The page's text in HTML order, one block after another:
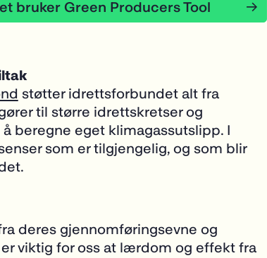
støtter idrettsforbundet alt fra
til større idrettskretser og
beregne eget klimagassutslipp. I
som er tilgjengelig, og som blir
deres gjennomføringsevne og
viktig for oss at lærdom og effekt fra